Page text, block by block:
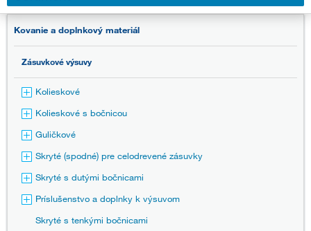
Kovanie a doplnkový materiál
Zásuvkové výsuvy
Kolieskové
Kolieskové s bočnicou
Guličkové
Skryté (spodné) pre celodrevené zásuvky
Skryté s dutými bočnicami
Príslušenstvo a doplnky k výsuvom
Skryté s tenkými bočnicami